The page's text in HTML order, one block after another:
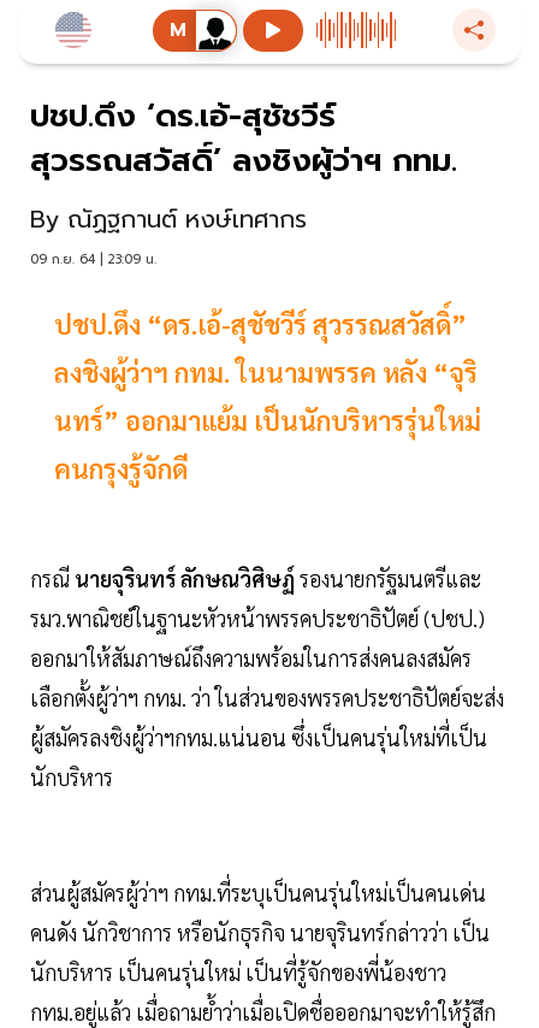
ปชป.ดึง ‘ดร.เอ้-สุชัชวีร์
สุวรรณสวัสดิ์’ ลงชิงผู้ว่าฯ กทม.
By ณัฏฐกานต์ หงษ์เทศากร
09 ก.ย. 64 | 23:09 น.
ปชป.ดึง “ดร.เอ้-สุชัชวีร์ สุวรรณสวัสดิ์”
ลงชิงผู้ว่าฯ กทม. ในนามพรรค หลัง “จุริ
นทร์” ออกมาแย้ม เป็นนักบริหารรุ่นใหม่
คนกรุงรู้จักดี
กรณี นายจุรินทร์ ลักษณวิศิษฏ์ รองนายกรัฐมนตรีและ
รมว.พาณิชย์ในฐานะหัวหน้าพรรคประชาธิปัตย์ (ปชป.)
ออกมาให้สัมภาษณ์ถึงความพร้อมในการส่งคนลงสมัคร
เลือกตั้งผู้ว่าฯ กทม. ว่า ในส่วนของพรรคประชาธิปัตย์จะส่ง
ผู้สมัครลงชิงผู้ว่าฯกทม.แน่นอน ซึ่งเป็นคนรุ่นใหม่ที่เป็น
นักบริหาร
ส่วนผู้สมัครผู้ว่าฯ กทม.ที่ระบุเป็นคนรุ่นใหม่เป็นคนเด่น
คนดัง นักวิชาการ หรือนักธุรกิจ นายจุรินทร์กล่าวว่า เป็น
นักบริหาร เป็นคนรุ่นใหม่ เป็นที่รู้จักของพี่น้องชาว
กทม.อยู่แล้ว เมื่อถามยํ้าว่าเมื่อเปิดชื่อออกมาจะทำให้รู้สึก